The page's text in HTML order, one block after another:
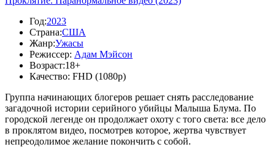
Год:2023
Страна:США
Жанр:Ужасы
Режиссер: Адам Мэйсон
Возраст:18+
Качество: FHD (1080p)
Группа начинающих блогеров решает снять расследование
загадочной истории серийного убийцы Малыша Блума. По
городской легенде он продолжает охоту с того света: все дело
в проклятом видео, посмотрев которое, жертва чувствует
непреодолимое желание покончить с собой.